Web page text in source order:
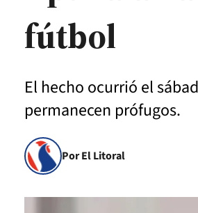
fútbol
El hecho ocurrió el
permanecen prófugos.
Por El Litoral